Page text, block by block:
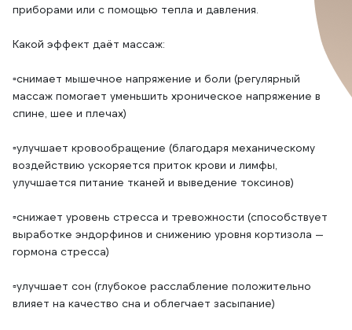
приборами или с помощью тепла и давления.
Какой эффект даёт массаж:
▫️снимает мышечное напряжение и боли (регулярный
массаж помогает уменьшить хроническое напряжение в
спине, шее и плечах)
▫️улучшает кровообращение (благодаря механическому
воздействию ускоряется приток крови и лимфы,
улучшается питание тканей и выведение токсинов)
▫️снижает уровень стресса и тревожности (способствует
выработке эндорфинов и снижению уровня кортизола —
гормона стресса)
▫️улучшает сон (глубокое расслабление положительно
влияет на качество сна и облегчает засыпание)